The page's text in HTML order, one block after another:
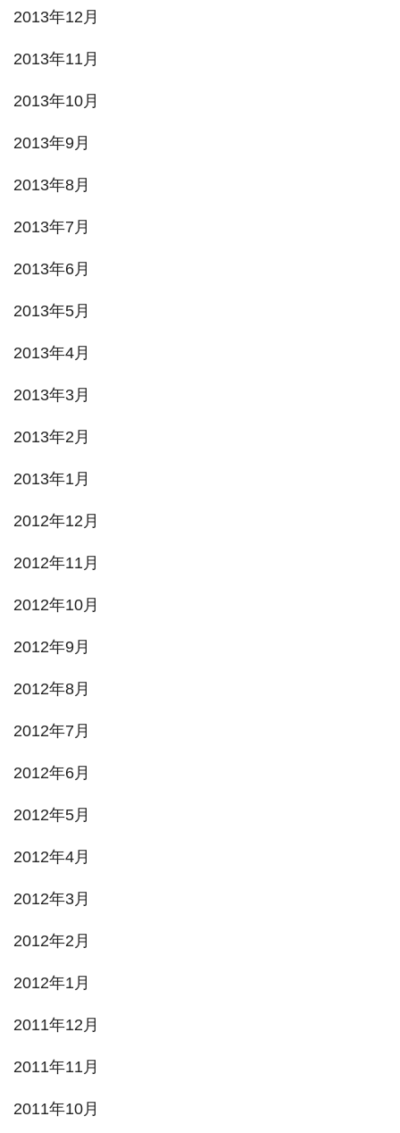
2013年12月
2013年11月
2013年10月
2013年9月
2013年8月
2013年7月
2013年6月
2013年5月
2013年4月
2013年3月
2013年2月
2013年1月
2012年12月
2012年11月
2012年10月
2012年9月
2012年8月
2012年7月
2012年6月
2012年5月
2012年4月
2012年3月
2012年2月
2012年1月
2011年12月
2011年11月
2011年10月